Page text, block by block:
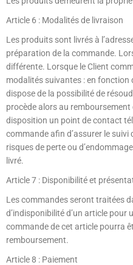
Article 6 : Modalités de livraison
Les produits sont livrés à
préparation de la commande.
différente. Lorsque le Client
modalités suivantes : en fonction
dispose de la possibilité de
procède alors au
disposition un point de contact
commande afin d’assurer le
risques de perte ou
livré.
Article 7 : Disponibilité et
Les commandes seront traitées
d’indisponibilité d’un article pour
commande de cet article pourra
remboursement.
Article 8 : Paiement